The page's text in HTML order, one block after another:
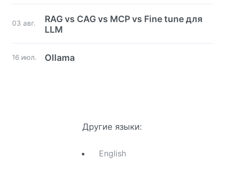
03 авг.
RAG vs CAG vs MCP vs Fine tune для
LLM
16 июл. Ollama
Другие языки:
English